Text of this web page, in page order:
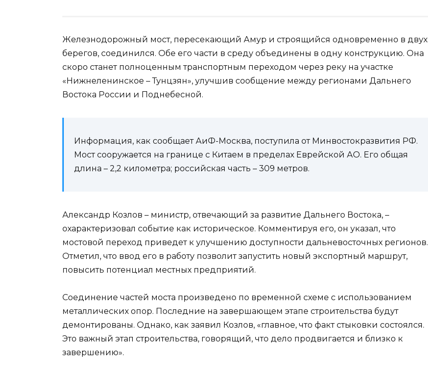
Железнодорожный мост, пересекающий Амур и строящийся одновременно в двух
берегов, соединился. Обе его части в среду объединены в одну конструкцию. Она
скоро станет полноценным транспортным переходом через реку на участке
«Нижнеленинское – Тунцзян», улучшив сообщение между регионами Дальнего
Востока России и Поднебесной.
Информация, как сообщает АиФ-Москва, поступила от Минвостокразвития РФ.
Мост сооружается на границе с Китаем в пределах Еврейской АО. Его общая
длина – 2,2 километра; российская часть – 309 метров.
Александр Козлов – министр, отвечающий за развитие Дальнего Востока, –
охарактеризовал событие как историческое. Комментируя его, он указал, что
мостовой переход приведет к улучшению доступности дальневосточных регионов.
Отметил, что ввод его в работу позволит запустить новый экспортный маршрут,
повысить потенциал местных предприятий.
Соединение частей моста произведено по временной схеме с использованием
металлических опор. Последние на завершающем этапе строительства будут
демонтированы. Однако, как заявил Козлов, «главное, что факт стыковки состоялся.
Это важный этап строительства, говорящий, что дело продвигается и близко к
завершению».